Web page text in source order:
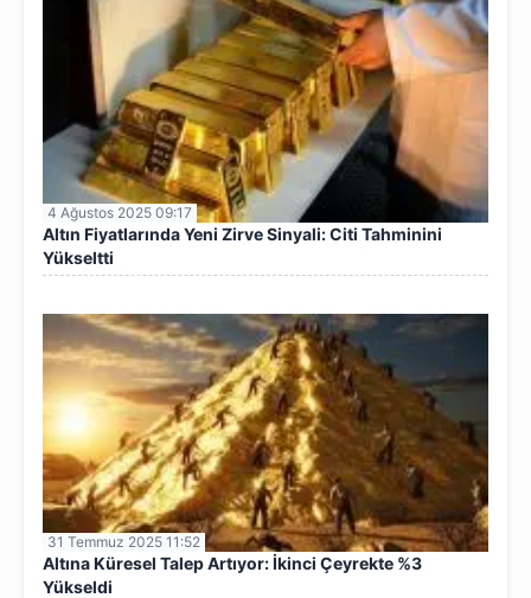
4 Ağustos 2025 09:17
Altın Fiyatlarında Yeni Zirve Sinyali: Citi Tahminini
Yükseltti
31 Temmuz 2025 11:52
Altına Küresel Talep Artıyor: İkinci Çeyrekte %3
Yükseldi